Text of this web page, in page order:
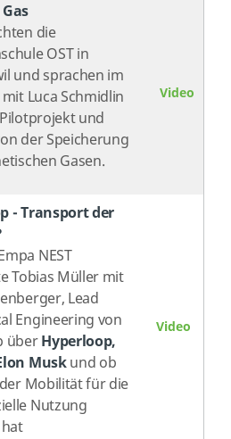
die
OST in
und sprachen im
Luca Schmidlin
und
der Speicherung
Gasen.
Video
- Transport der
NEST
Tobias Müller mit
Lead
Engineering von
überHyperloop,
Muskund ob
Mobilität für die
Nutzung
Video